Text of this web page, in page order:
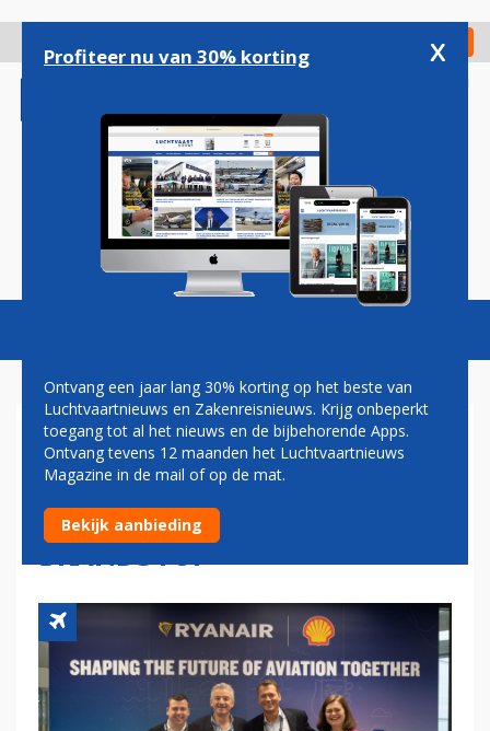
gaan
Check in
Magazine Podcasts Vacatures
RYANAIR EN SHELL TEKENEN
OVEREENKOMST VOOR
LEVERING DUURZAME
BRANDSTOF
Profiteer nu van 30% korting x
Ontvang een jaar lang 30% korting op het beste van
Luchtvaartnieuws en Zakenreisnieuws. Krijg onbeperkt
toegang tot al het nieuws en de bijbehorende Apps.
Ontvang tevens 12 maanden het Luchtvaartnieuws
Magazine in de mail of op de mat.
Bekijk aanbieding